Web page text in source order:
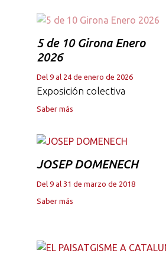
5 de 10 Girona Enero
2026
Del 9 al 24 de enero de 2026
Exposición colectiva
Saber más
JOSEP DOMENECH
Del 9 al 31 de marzo de 2018
Saber más